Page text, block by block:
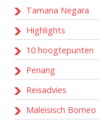
Tamana Negara
Highlights
10 hoogtepunten
Penang
Reisadvies
Maleisisch Borneo